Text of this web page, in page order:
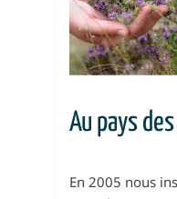
Au pays
En 2005 nous